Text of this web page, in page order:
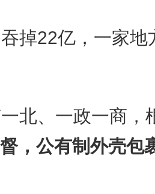
掉22亿，一家
北、一政一商，
，公有制外壳包